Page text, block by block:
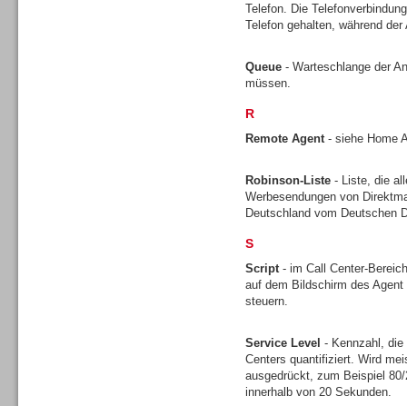
Telefon. Die
Telefon gehalten, während
Queue - Warteschlange der
müssen.
R
Remote Agent- siehe Home
Robinson-Liste - Liste, die
Werbesendungen von
Deutschland vom Deutschen
S
Script- im Call Center-
auf dem Bildschirm des
steuern.
Service Level - Kennzahl,
Centers quantifiziert. Wird
ausgedrückt, zum Beispiel
innerhalb von 20 Sekunden.